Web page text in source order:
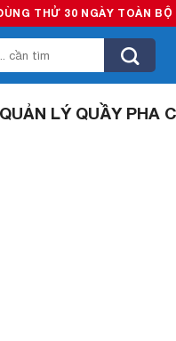
THỬ 30 NGÀY TOÀN BỘ
LÝ QUẦY PHA